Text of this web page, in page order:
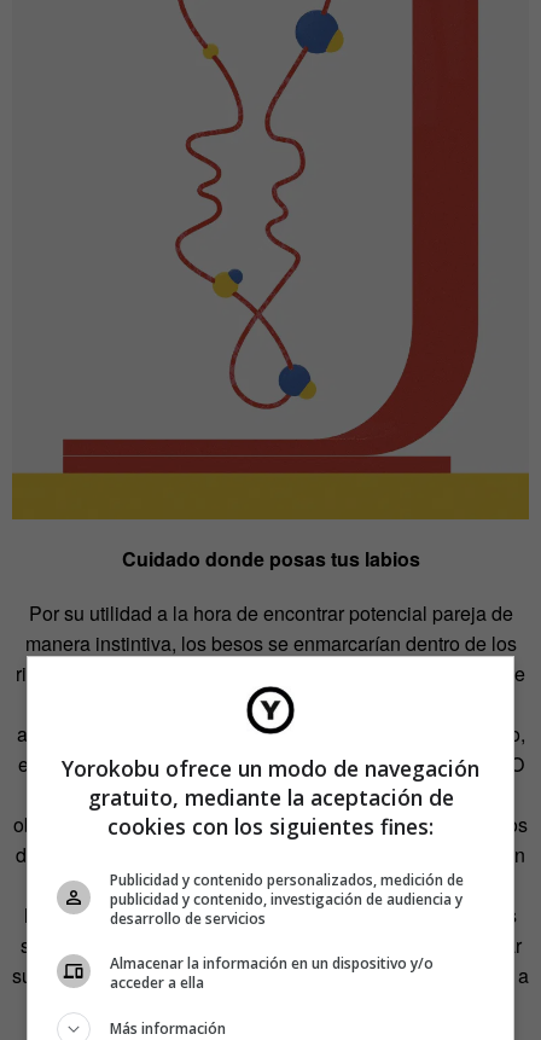
Cuidado donde posas tus labios
Por su utilidad a la hora de encontrar potencial pareja de
manera instintiva, los besos se enmarcarían dentro de los
rituales de apareamiento de la especie humana. Un acto de
cortejo innato similar al que realizan otras especies
animales como algunos mamíferos, como el gato o el perro,
entre los que es común restregar el hocico a sus parejas. O
los elefantes, que suelen entrelazar sus trompas. No
obstante, ninguno de estos animales acerca sus labios a los
del otro para besarse (la única excepción al respecto serían
los chimpancés y los bonobos, estos últimos muy
habituados al beso francés). La mayoría de los mamíferos
se limita a acercarse a su pareja lo suficiente para detectar
sus feromonas, una hormona fundamental para todos ellos a
la hora de elegir con quién dar continuidad a la especie.
Yorokobu ofrece un modo de navegación
gratuito, mediante la aceptación de
cookies con los siguientes fines:
Publicidad y contenido personalizados, medición de
publicidad y contenido, investigación de audiencia y
desarrollo de servicios
Almacenar la información en un dispositivo y/o
acceder a ella
Más información